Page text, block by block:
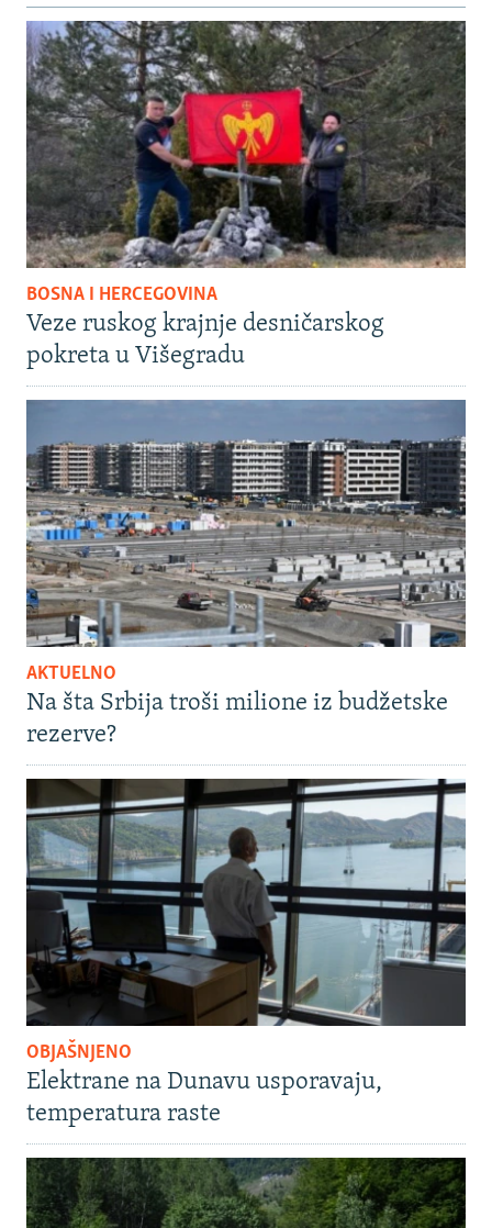
BOSNA I HERCEGOVINA
Veze ruskog krajnje desničarskog
pokreta u Višegradu
AKTUELNO
Na šta Srbija troši milione iz budžetske
rezerve?
OBJAŠNJENO
Elektrane na Dunavu usporavaju,
temperatura raste